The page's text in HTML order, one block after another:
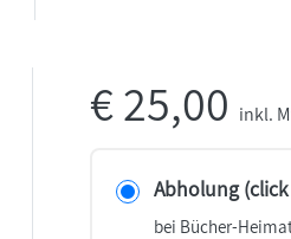
€25,00 inkl.
Abholung
bei Bücher-